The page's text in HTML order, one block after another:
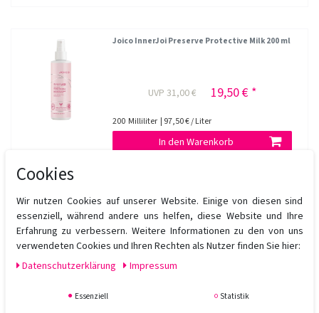
Joico InnerJoi Preserve Protective Milk 200 ml
UVP 31,00 € 19,50 € *
200 Milliliter | 97,50 € / Liter
In den Warenkorb
Joico InnerJoi Preserve Conditioner 300 ml
UVP 28,50 €
Cookies
Wir nutzen Cookies auf unserer Website. Einige von diesen sind
essenziell, während andere uns helfen, diese Website und Ihre
Erfahrung zu verbessern. Weitere Informationen zu den von uns
verwendeten Cookies und Ihren Rechten als Nutzer finden Sie hier:
Daten­schutz­erklärung
Impressum
Essenziell
Statistik